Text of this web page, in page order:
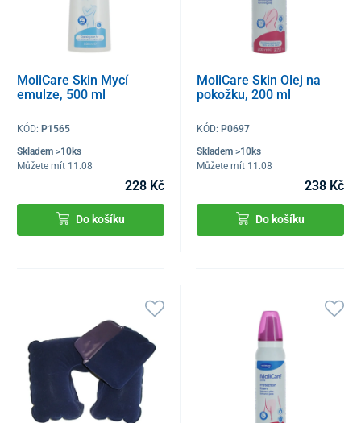
MoliCare Skin Mycí
emulze, 500 ml
KÓD: P1565
Skladem >10ks
Můžete mít 11.08
228 Kč
Do košíku
MoliCare Skin Olej na
pokožku, 200 ml
KÓD:P0697
Skladem >10ks
Můžete mít 11.08
238 Kč
Do košíku